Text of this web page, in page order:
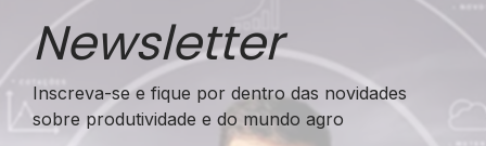
Newsletter
Inscreva-se e fique por dentro das novidades
sobre produtividade e do mundo agro